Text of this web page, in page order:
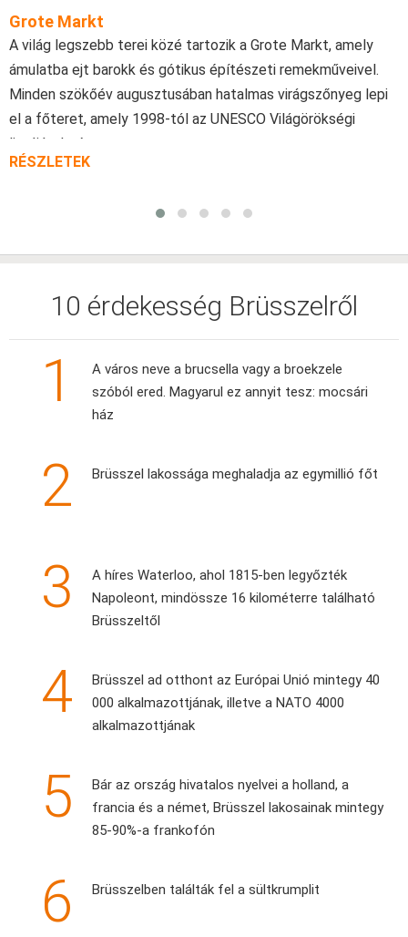
Grote Markt
A világ legszebb terei közé tartozik a Grote Markt, amely
ámulatba ejt barokk és gótikus építészeti remekműveivel.
Minden szökőév augusztusában hatalmas virágszőnyeg lepi
el a főteret, amely 1998-tól az UNESCO Világörökségi
listájának része.
RÉSZLETEK
10 érdekesség Brüsszelről
1
A város neve a brucsella vagy a broekzele
szóból ered. Magyarul ez annyit tesz: mocsári
ház
2 Brüsszel lakossága meghaladja az egymillió főt
3
A híres Waterloo, ahol 1815-ben legyőzték
Napoleont, mindössze 16 kilométerre található
Brüsszeltől
4
Brüsszel ad otthont az Európai Unió mintegy 40
000 alkalmazottjának, illetve a NATO 4000
alkalmazottjának
5
Bár az ország hivatalos nyelvei a holland, a
francia és a német, Brüsszel lakosainak mintegy
85-90%-a frankofón
6 Brüsszelben találták fel a sültkrumplit